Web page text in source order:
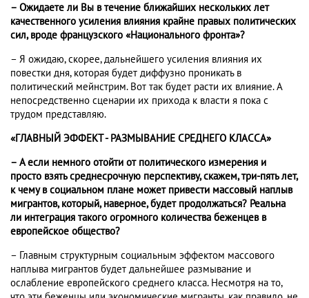
– Ожидаете ли Вы в течение ближайших нескольких лет
качественного усиления влияния крайне правых политических
сил, вроде французского «Национального фронта»?
– Я ожидаю, скорее, дальнейшего усиления влияния их
повестки дня, которая будет диффузно проникать в
политический мейнстрим. Вот так будет расти их влияние. А
непосредственно сценарии их прихода к власти я пока с
трудом представляю.
«ГЛАВНЫЙ ЭФФЕКТ - РАЗМЫВАНИЕ СРЕДНЕГО КЛАССА»
– А если немного отойти от политического измерения и
просто взять среднесрочную перспективу, скажем, три-пять лет,
к чему в социальном плане может привести массовый наплыв
мигрантов, который, наверное, будет продолжаться? Реальна
ли интеграция такого огромного количества беженцев в
европейское общество?
– Главным структурным социальным эффектом массового
наплыва мигрантов будет дальнейшее размывание и
ослабление европейского среднего класса. Несмотря на то,